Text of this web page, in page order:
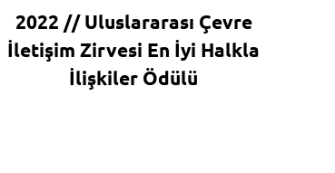
2022 // Uluslararası Çevre
İletişim Zirvesi En İyi Halkla
İlişkiler Ödülü